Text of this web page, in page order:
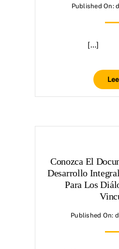
Published On:
[…]
Conozca El
Desarrollo
Para Los
Published On: